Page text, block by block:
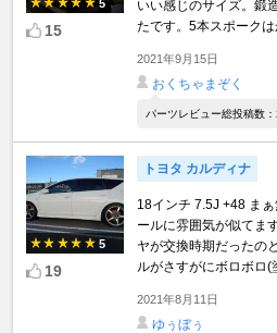
5
15
いい感じのサイズ。鍛
たです。5本スポーク
2021年9月15日
おくちゃまぞく
パーツレビュー総投稿数
5
19
トヨタ カルディナ
18インチ 7.5J +48 ま
ールに雰囲気が似てま
ヤが交換時期だったの
ルがさすがにボロボロ(
2021年8月11日
ゆぅぼぅ